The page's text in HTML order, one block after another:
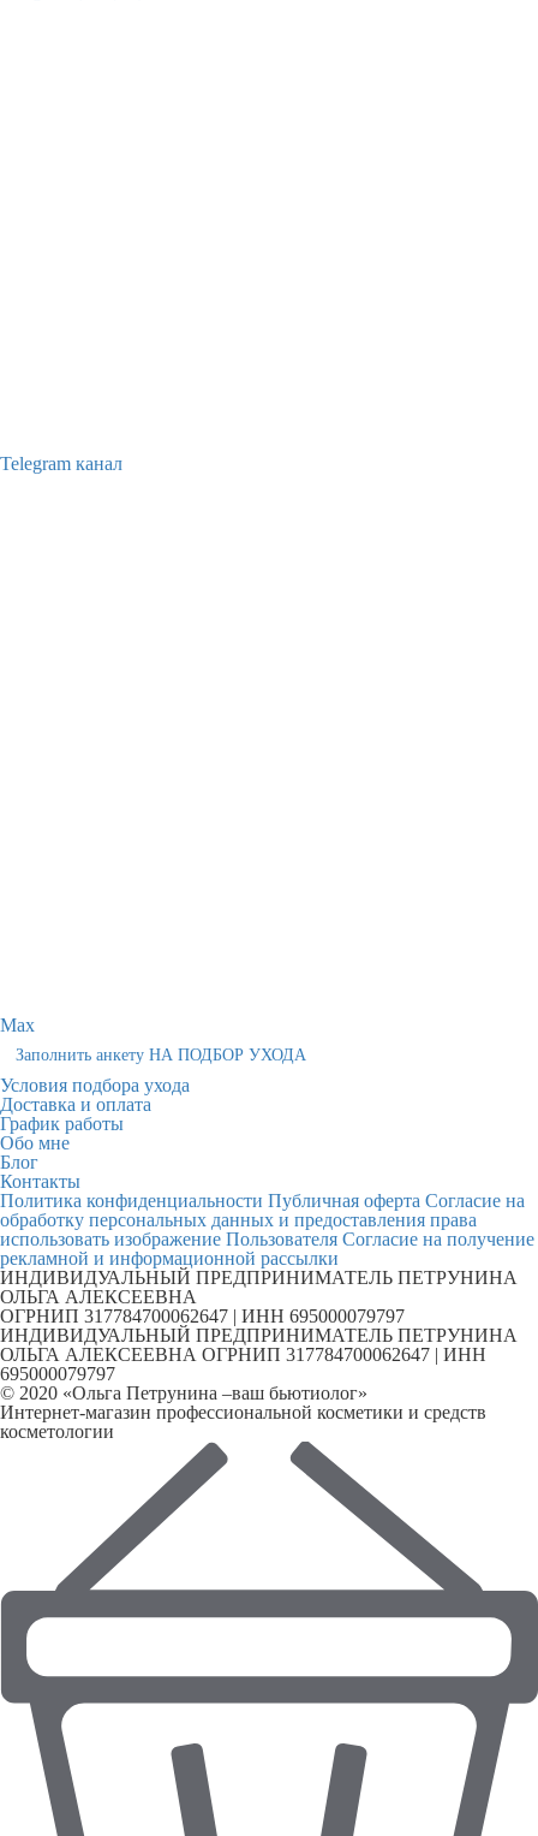
Telegram канал
Max
Заполнить анкету НА ПОДБОР УХОДА
Условия подбора ухода
Доставка и оплата
График работы
Обо мне
Блог
Контакты
Политика конфиденциальности Публичная оферта Согласие на
обработку персональных данных и предоставления права
использовать изображение Пользователя Согласие на получение
рекламной и информационной рассылки
ИНДИВИДУАЛЬНЫЙ ПРЕДПРИНИМАТЕЛЬ ПЕТРУНИНА
ОЛЬГА АЛЕКСЕЕВНА
ОГРНИП 317784700062647 | ИНН 695000079797
ИНДИВИДУАЛЬНЫЙ ПРЕДПРИНИМАТЕЛЬ ПЕТРУНИНА
ОЛЬГА АЛЕКСЕЕВНА ОГРНИП 317784700062647 | ИНН
695000079797
© 2020 «Ольга Петрунина –ваш бьютиолог»
Интернет-магазин профессиональной косметики и средств
косметологии